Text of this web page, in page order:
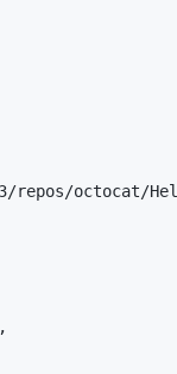
repos/octocat/